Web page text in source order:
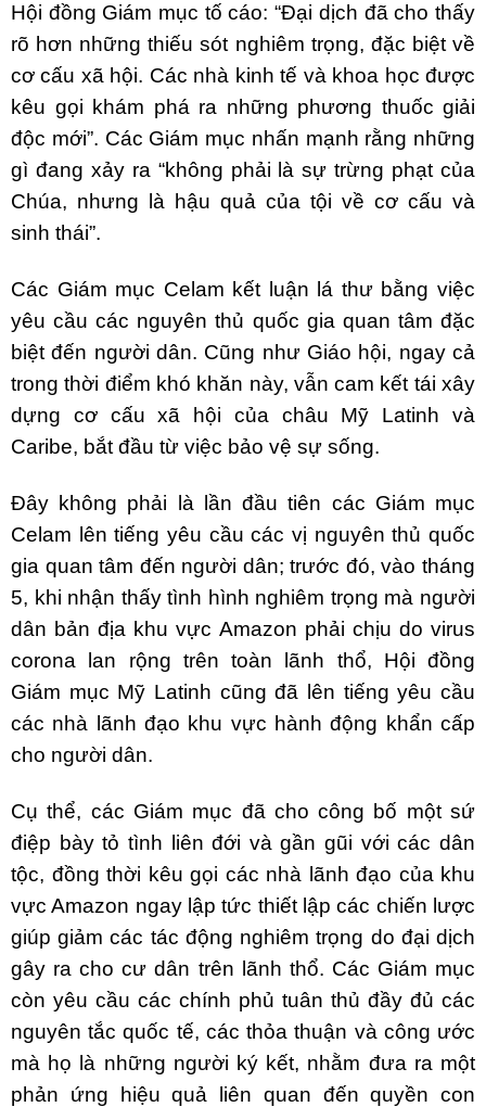
Hội đồng Giám mục tố cáo: “Đại dịch đã cho thấy
rõ hơn những thiếu sót nghiêm trọng, đặc biệt về
cơ cấu xã hội. Các nhà kinh tế và khoa học được
kêu gọi khám phá ra những phương thuốc giải
độc mới”. Các Giám mục nhấn mạnh rằng những
gì đang xảy ra “không phải là sự trừng phạt của
Chúa, nhưng là hậu quả của tội về cơ cấu và
sinh thái”.
Các Giám mục Celam kết luận lá thư bằng việc
yêu cầu các nguyên thủ quốc gia quan tâm đặc
biệt đến người dân. Cũng như Giáo hội, ngay cả
trong thời điểm khó khăn này, vẫn cam kết tái xây
dựng cơ cấu xã hội của châu Mỹ Latinh và
Caribe, bắt đầu từ việc bảo vệ sự sống.
Đây không phải là lần đầu tiên các Giám mục
Celam lên tiếng yêu cầu các vị nguyên thủ quốc
gia quan tâm đến người dân; trước đó, vào tháng
5, khi nhận thấy tình hình nghiêm trọng mà người
dân bản địa khu vực Amazon phải chịu do virus
corona lan rộng trên toàn lãnh thổ, Hội đồng
Giám mục Mỹ Latinh cũng đã lên tiếng yêu cầu
các nhà lãnh đạo khu vực hành động khẩn cấp
cho người dân.
Cụ thể, các Giám mục đã cho công bố một sứ
điệp bày tỏ tình liên đới và gần gũi với các dân
tộc, đồng thời kêu gọi các nhà lãnh đạo của khu
vực Amazon ngay lập tức thiết lập các chiến lược
giúp giảm các tác động nghiêm trọng do đại dịch
gây ra cho cư dân trên lãnh thổ. Các Giám mục
còn yêu cầu các chính phủ tuân thủ đầy đủ các
nguyên tắc quốc tế, các thỏa thuận và công ước
mà họ là những người ký kết, nhằm đưa ra một
phản ứng hiệu quả liên quan đến quyền con